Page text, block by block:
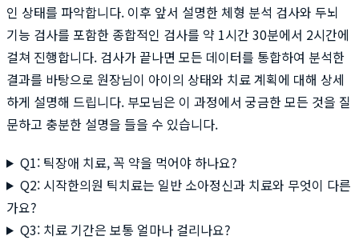
인 상태를 파악합니다. 이후 앞서 설명한 체형 분석 검사와 두뇌
기능 검사를 포함한 종합적인 검사를 약 1시간 30분에서 2시간에
걸쳐 진행합니다. 검사가 끝나면 모든 데이터를 통합하여 분석한
결과를 바탕으로 원장님이 아이의 상태와 치료 계획에 대해 상세
하게 설명해 드립니다. 부모님은 이 과정에서 궁금한 모든 것을 질
문하고 충분한 설명을 들을 수 있습니다.
Q1: 틱장애 치료, 꼭 약을 먹어야 하나요?
Q2: 시작한의원 틱치료는 일반 소아정신과 치료와 무엇이 다른
가요?
Q3: 치료 기간은 보통 얼마나 걸리나요?